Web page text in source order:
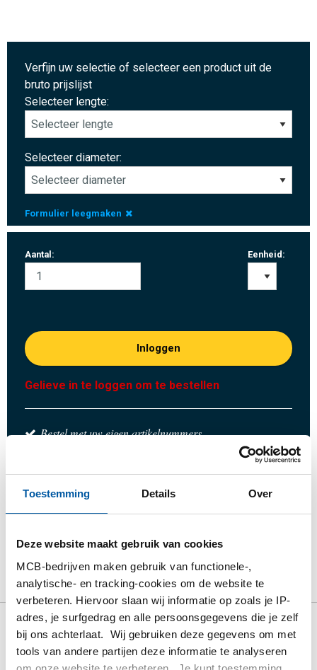
Toestemming Details Over
Deze website maakt gebruik van cookies
MCB-bedrijven maken gebruik van functionele-,
analytische- en tracking-cookies om de website te
verbeteren. Hiervoor slaan wij informatie op zoals je IP-
adres, je surfgedrag en alle persoonsgegevens die je zelf
bij ons achterlaat. Wij gebruiken deze gegevens om met
tools van andere partijen deze informatie te analyseren
Verfijn uw selectie of selecteer een product uit de
bruto prijslijst
Selecteer lengte:
Selecteer diameter:
Formulier leegmaken
Aantal: Eenheid:
Inloggen
Gelieve in te loggen om te bestellen
Bestel met uw eigen artikelnummers
Volg uw order via Track&Trace
Downloads Specificaties
Bruto prijslijst: Rvs 1.4034
warmgewalst rond